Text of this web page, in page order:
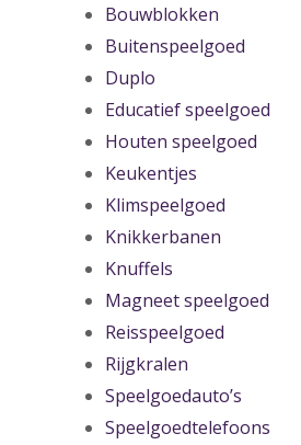
Bouwblokken
Buitenspeelgoed
Duplo
Educatief speelgoed
Houten speelgoed
Keukentjes
Klimspeelgoed
Knikkerbanen
Knuffels
Magneet speelgoed
Reisspeelgoed
Rijgkralen
Speelgoedauto’s
Speelgoedtelefoons